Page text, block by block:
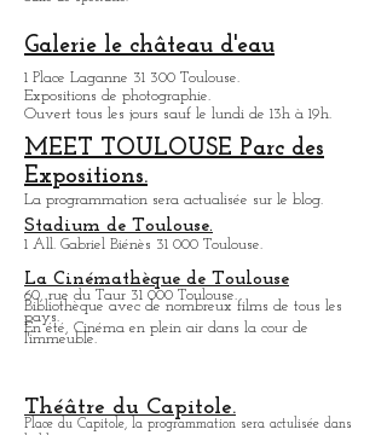
Hôtel particulier du 19eme siècle.
La Comédie de la Roseraie.
156, bis Avenue de Lavaur 31 500 Toulouse.
Salle de spectacle.
Galerie le château d'eau
1 Place Laganne 31 300 Toulouse.
Expositions de photographie.
Ouvert tous les jours sauf le lundi de 13h à 19h.
MEET TOULOUSE Parc des
Expositions.
La programmation sera actualisée sur le blog.
Stadium de Toulouse.
La Cinémathèque de Toulouse
60, rue du Taur 31 000 Toulouse.
Bibliothèque avec de nombreux films de tous les